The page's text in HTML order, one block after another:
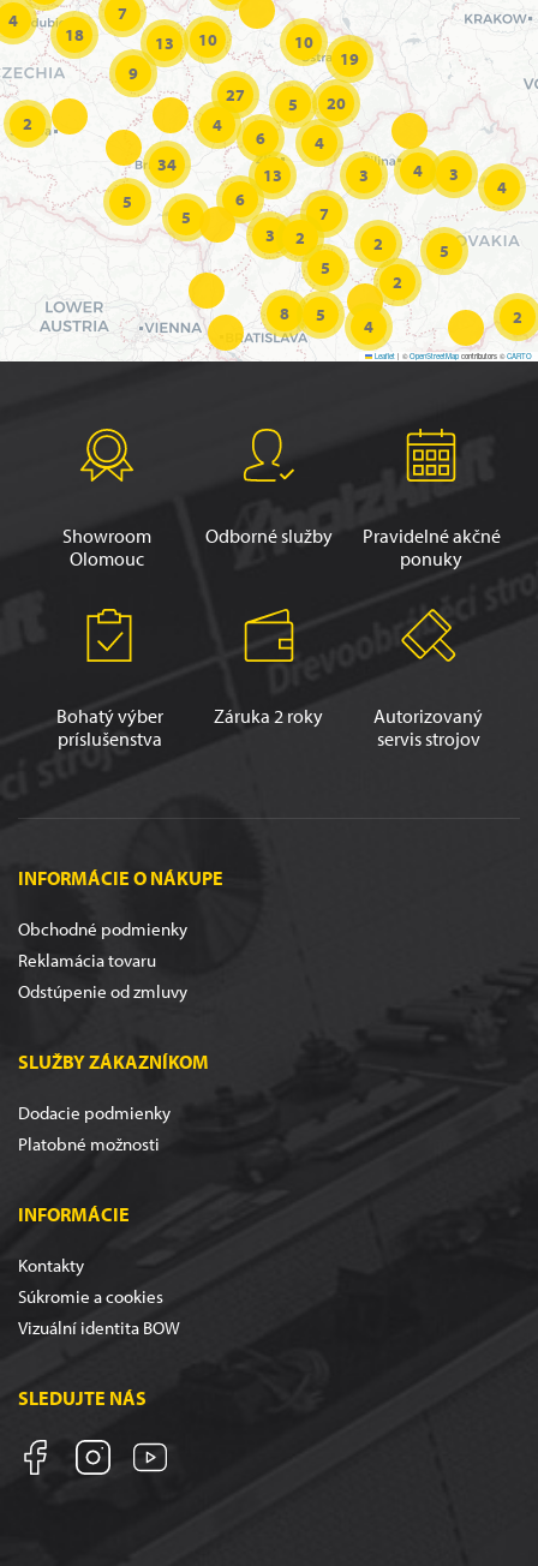
2
2
2
4
7
4
4
5
4
2
3
5
13
10
6
4
9
3
5
4
2
5
18
7
10
13
19
34
3
27
6
5
8 5
20
Leaflet | ©OpenStreetMap contributors ©CARTO
Showroom
Olomouc
Odborné služby
Pravidelné akčné
ponuky
Bohatý výber
príslušenstva
Záruka 2 roky
Autorizovaný
servis strojov
INFORMÁCIE O NÁKUPE
Obchodné podmienky
Reklamácia tovaru
Odstúpenie od zmluvy
SLUŽBY ZÁKAZNÍKOM
Dodacie podmienky
Platobné možnosti
INFORMÁCIE
Kontakty
Súkromie a cookies
Vizuální identita BOW
SLEDUJTE NÁS